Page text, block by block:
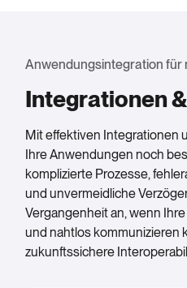
Anwendungsintegration für
Integrationen
Mit effektiven Integrationen
Ihre Anwendungen noch
komplizierte Prozesse,
und unvermeidliche
Vergangenheit an, wenn
und nahtlos kommunizieren
zukunftssichere